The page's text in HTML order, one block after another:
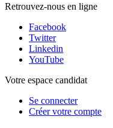
Retrouvez-nous en ligne
Facebook
Twitter
Linkedin
YouTube
Votre espace candidat
Se connecter
Créer votre compte